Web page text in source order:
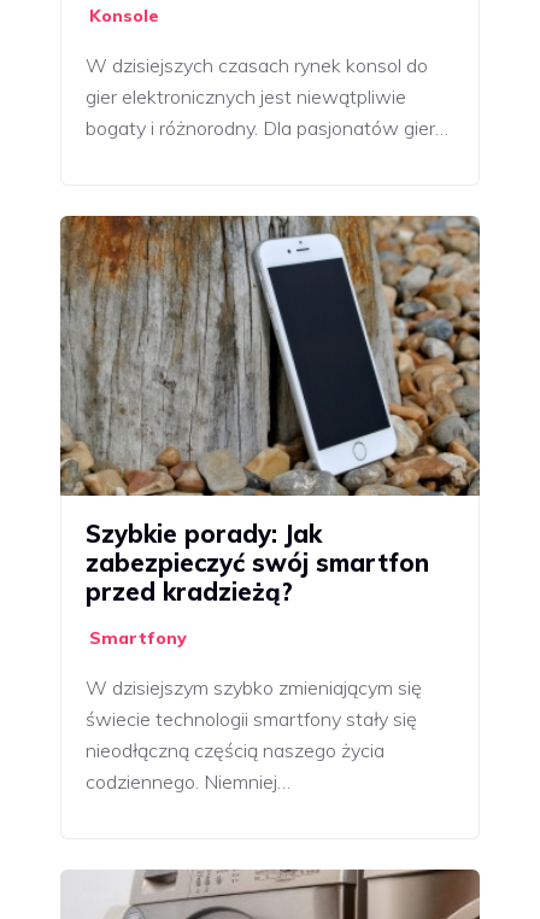
Konsole
W dzisiejszych czasach rynek konsol do
gier elektronicznych jest niewątpliwie
bogaty i różnorodny. Dla pasjonatów gier…
Szybkie porady: Jak
zabezpieczyć swój smartfon
przed kradzieżą?
Smartfony
W dzisiejszym szybko zmieniającym się
świecie technologii smartfony stały się
nieodłączną częścią naszego życia
codziennego. Niemniej…